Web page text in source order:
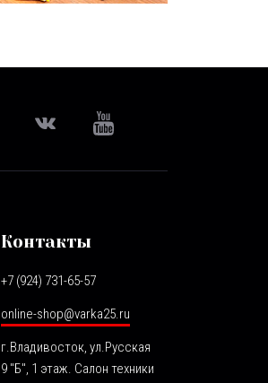
Контакты
+7 (924) 731-65-57
online-shop@varka25.ru
г.Владивосток, ул.Русская
9 "Б", 1 этаж. Салон техники